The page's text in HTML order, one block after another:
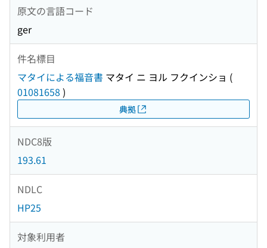
原文の言語コード
ger
件名標目
マタイによる福音書 マタイ ニ ヨル フクインショ (
01081658 )
典拠
NDC8版
193.61
NDLC
HP25
対象利用者